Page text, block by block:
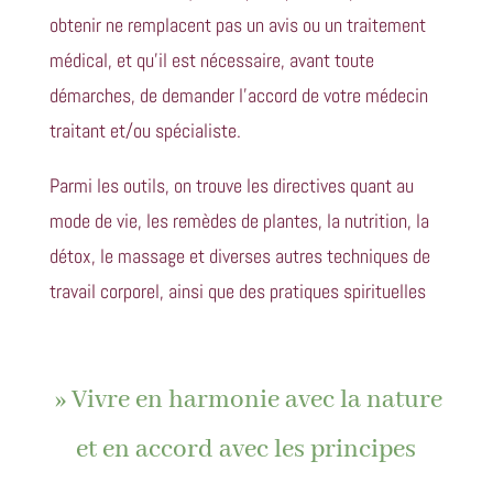
obtenir ne remplacent pas un avis ou un traitement
médical, et qu’il est nécessaire, avant toute
démarches, de demander l’accord de votre médecin
traitant et/ou spécialiste.
Parmi les outils, on trouve les directives quant au
mode de vie, les remèdes de plantes, la nutrition, la
détox, le massage et diverses autres techniques de
travail corporel, ainsi que des pratiques spirituelles
» Vivre en harmonie avec la nature
et en accord avec les principes